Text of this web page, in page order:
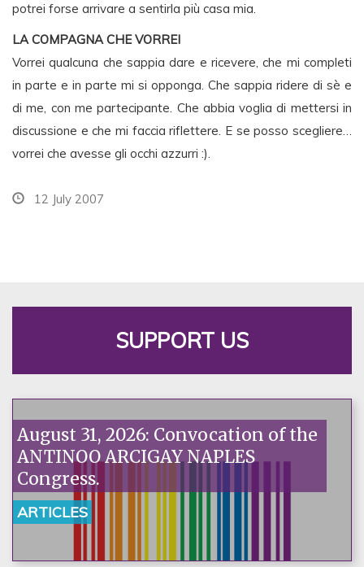
potrei forse arrivare a sentirla più casa mia.
LA COMPAGNA CHE VORREI
Vorrei qualcuna che sappia dare e ricevere, che mi completi
in parte e in parte mi si opponga. Che sappia ridere di sè e
di me, con me partecipante. Che abbia voglia di mettersi in
discussione e che mi faccia riflettere. E se posso scegliere…
vorrei che avesse gli occhi azzurri :).
12 July 2007
SUPPORT US
August 31, 2026: Convocation of the
ANTINOO ARCIGAY NAPLES
Congress.
ARTICLES